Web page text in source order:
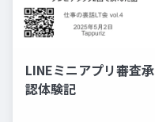
LINEミニアプリ審査承
認体験記